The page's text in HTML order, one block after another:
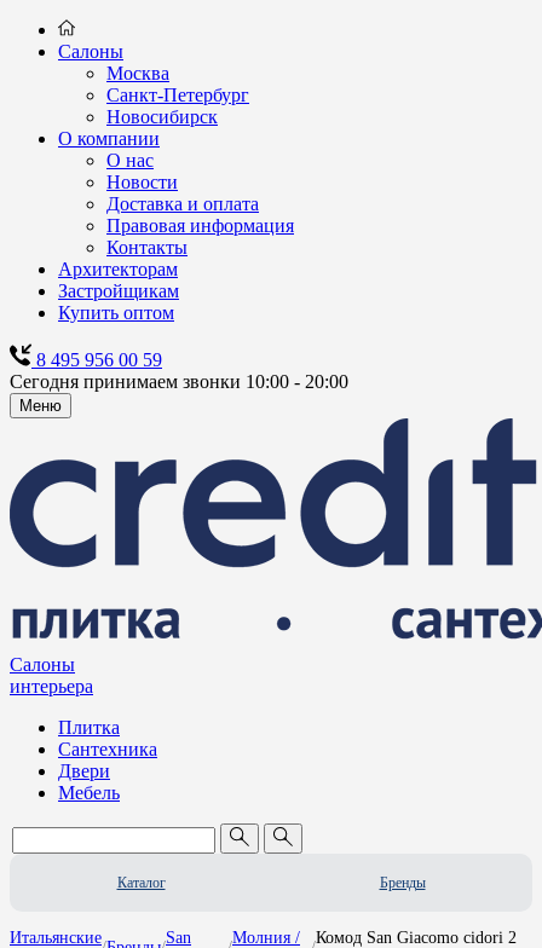
Салоны
Москва
Санкт-Петербург
Новосибирск
О компании
О нас
Новости
Доставка и оплата
Правовая информация
Контакты
Архитекторам
Застройщикам
Купить оптом
8 495 956 00 59
Сегодня принимаем звонки 10:00 - 20:00
Меню
Салоны
интерьера
Плитка
Сантехника
Двери
Мебель
Каталог Бренды
Итальянские
San
Молния /
Комод San Giacomo cidori 2